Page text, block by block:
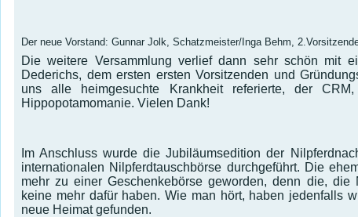
Der neue Vorstand: Gunnar Jolk, Schatzmeister/Inga Behm,
Die weitere Versammlung verlief dann sehr schön mit
Dederichs, dem ersten ersten Vorsitzenden und
uns alle heimgesuchte Krankheit referierte, der
Hippopotamomanie. Vielen Dank!
Im Anschluss wurde die Jubiläumsedition der
internationalen Nilpferdtauschbörse durchgeführt. Die
mehr zu einer Geschenkebörse geworden, denn die, die
keine mehr dafür haben. Wie man hört, haben jedenfalls
neue Heimat gefunden.